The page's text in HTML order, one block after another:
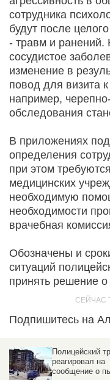
сотрудника
будут после
- травм и ранений.
сосудистое
изменение в
повод для визита
например,
обследования
В приложениях
определения
при этом
медицинских
необходимую
необходимости
врачебная
Обозначены и
ситуаций
принять решение
Подпишитесь на
Полицейский
реагировал на
сообщение о